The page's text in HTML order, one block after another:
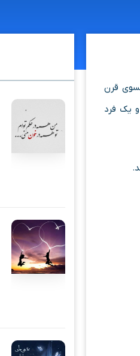
قرن
یک فرد